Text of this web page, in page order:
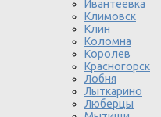
Ивантеевка
Климовск
Клин
Коломна
Королев
Красногорск
Лобня
Лыткарино
Люберцы